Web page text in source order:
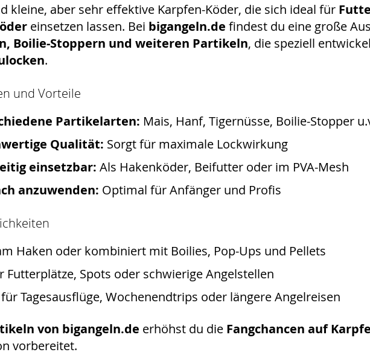
kleine, aber sehr effektive Karpfen-Köder, die sich ideal für
einsetzen lassen. Bei bigangeln.de findest du eine große
Boilie-Stoppern und weiteren Partikeln, die speziell
.
und Vorteile
Partikelarten: Mais, Hanf, Tigernüsse, Boilie-Stopper
Qualität: Sorgt für maximale Lockwirkung
einsetzbar: Als Hakenköder, Beifutter oder im PVA-Mesh
anzuwenden: Optimal für Anfänger und Profis
Haken oder kombiniert mit Boilies, Pop-Ups und Pellets
Futterplätze, Spots oder schwierige Angelstellen
Tagesausflüge, Wochenendtrips oder längere Angelreisen
von bigangeln.de erhöhst du die Fangchancen auf
vorbereitet.